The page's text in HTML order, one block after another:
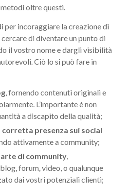
oltre questi.
per incoraggiare la creazione di
di diventare un punto di
il vostro nome e dargli visibilità
Ciò lo si può fare in
, fornendo contenuti originali e
L’importante è non
a discapito della qualità;
corretta presenza sui social
attivamente a community;
di community,
forum, video, o qualunque
dai vostri potenziali clienti;